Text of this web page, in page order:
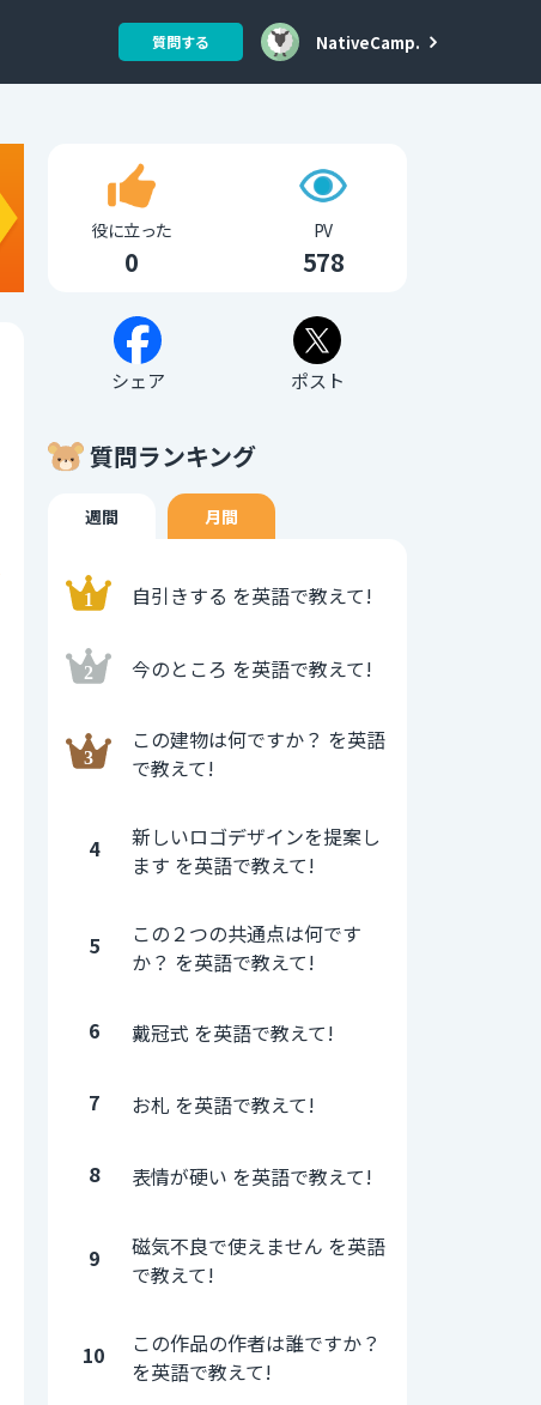
質問する NativeCamp.
役に立った
0
PV
578
シェア ポスト
質問ランキング
週間 月間
自引きする を英語で教えて!
今のところ を英語で教えて!
この建物は何ですか？ を英語
で教えて!
4
新しいロゴデザインを提案し
ます を英語で教えて!
5
この２つの共通点は何です
か？ を英語で教えて!
6 戴冠式 を英語で教えて!
7 お札 を英語で教えて!
8 表情が硬い を英語で教えて!
9
磁気不良で使えません を英語
で教えて!
10
この作品の作者は誰ですか？
を英語で教えて!